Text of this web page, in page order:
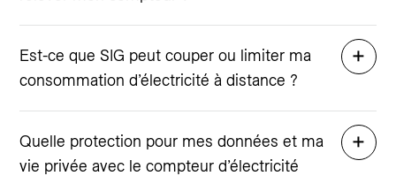
Est-ce que SIG peut couper ou limiter ma
consommation d’électricité à distance ?
Quelle protection pour mes données et ma
vie privée avec le compteur d’électricité